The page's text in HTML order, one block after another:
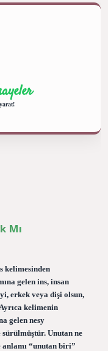
Mı
kelimesinden
gelen ins, insan
erkek veya dişi olsun,
kelimenin
gelen nesy
Unutan ne
“unutan biri”